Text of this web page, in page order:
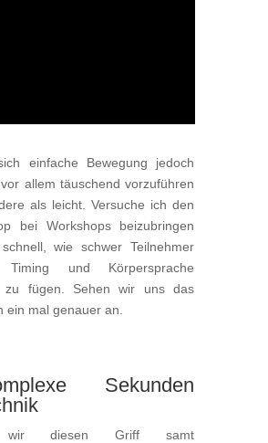
einfache Bewegung jedoch
allem täuschend vorzuführen
als leicht. Versuche ich den
bei Workshops beizubringen
wie schwer Teilnehmer
und Körpersprache
zu fügen. Sehen wir uns das
ein mal genauer an.
Sekunden
wir diesen Griff samt